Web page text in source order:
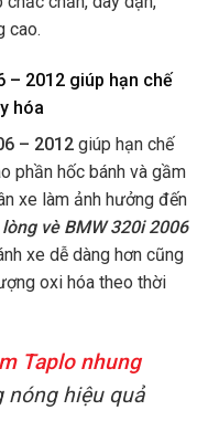
cao.
– 2012 giúp hạn chế
hóa
– 2012 giúp hạn chế
phần hốc bánh và gầm
xe làm ảnh hưởng đến
lòng vè BMW 320i 2006
xe dễ dàng hơn cũng
oxi hóa theo thời
Taplo nhung
hiệu quả